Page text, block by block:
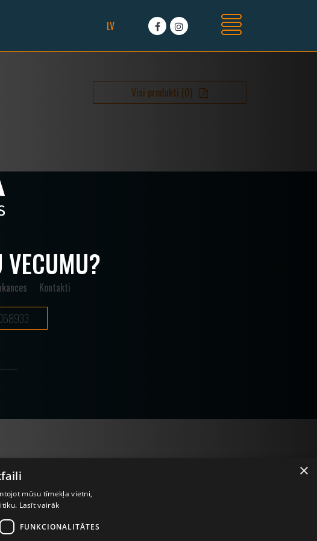
VECUMU?
LV
Visi produkti (0)
Kontakti
×
mūsu tīmekļa vietni,
Lasīt vairāk
FUNKCIONALITĀTES